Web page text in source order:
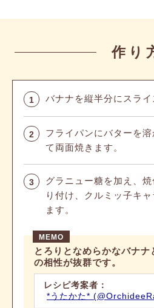
作り
1 バナナを縦半分にスライ
2
フライパンにバターを
て両面焼きます。
3
グラニュー糖を加え、
り付け、クルミッ子キ
ます。
とろりとなめらかなバナナ
の相性が抜群です。
レシピ考案者：
*うたかた*